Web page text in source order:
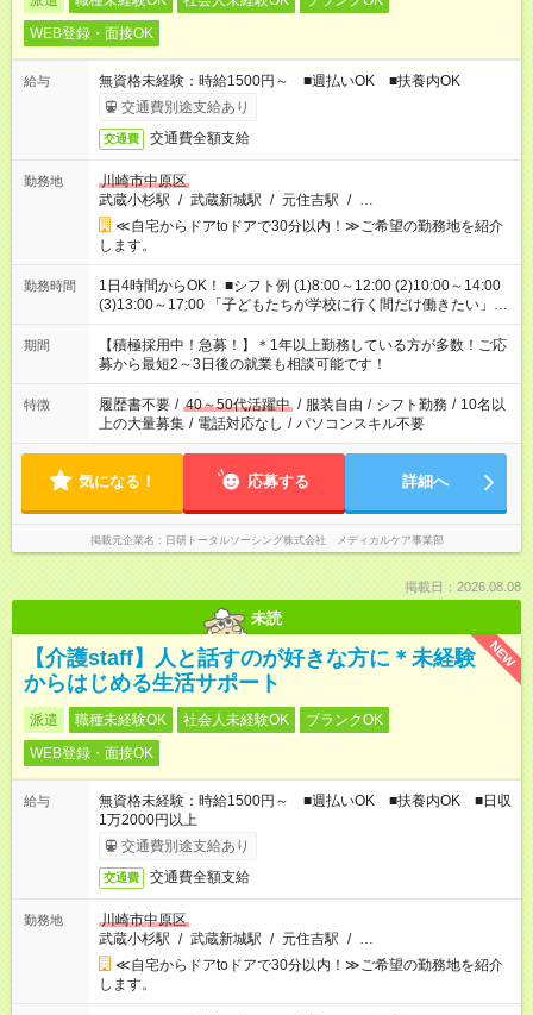
WEB登録・面接OK
給与
無資格未経験：時給1500円～ ■週払いOK ■扶養内OK
交通費別途支給あり
交通費 交通費全額支給
勤務地
川崎市中原区
武蔵小杉駅 / 武蔵新城駅 / 元住吉駅 / …
≪自宅からドアtoドアで30分以内！≫ご希望の勤務地を紹介
します。
勤務時間
1日4時間からOK！ ■シフト例 (1)8:00～12:00 (2)10:00～14:00
(3)13:00～17:00 「子どもたちが学校に行く間だけ働きたい」
「余裕を持って夕飯の準備がしたい」 「午前中は働いて、午後
はプライベートの時間にしたい」 など、ご希望を教えてくださ
いね。 ※Wワーク希望の方へ 今ご覧のお仕事で希望する勤務時
間と、もう1つのお仕事の勤務時間。 合計で週40時間を超える
場合は応募できません。
期間
【積極採用中！急募！】＊1年以上勤務している方が多数！ご応
募から最短2～3日後の就業も相談可能です！
特徴 履歴書不要 / 40～50代活躍中 / 服装自由 / シフト勤務 / 10名以
上の大量募集 / 電話対応なし / パソコンスキル不要
気になる！ 応募する 詳細へ
掲載元企業名 日研トータルソーシング株式会社 メディカルケア事業部
掲載日：2026.08.08
未読
NEW
【介護staff】人と話すのが好きな方に＊未経験
からはじめる生活サポート
派遣 職種未経験OK 社会人未経験OK
ブランクOK
WEB登録・面接OK
給与
無資格未経験：時給1500円～ ■週払いOK ■扶養内OK ■日収
1万2000円以上
交通費別途支給あり
交通費 交通費全額支給
勤務地
川崎市中原区
武蔵小杉駅 / 武蔵新城駅 / 元住吉駅 / …
≪自宅からドアtoドアで30分以内！≫ご希望の勤務地を紹介
します。